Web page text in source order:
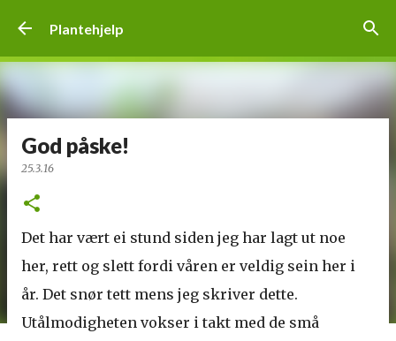
Plantehjelp
God påske!
25.3.16
Det har vært ei stund siden jeg har lagt ut noe
her, rett og slett fordi våren er veldig sein her i
år. Det snør tett mens jeg skriver dette.
Utålmodigheten vokser i takt med de små